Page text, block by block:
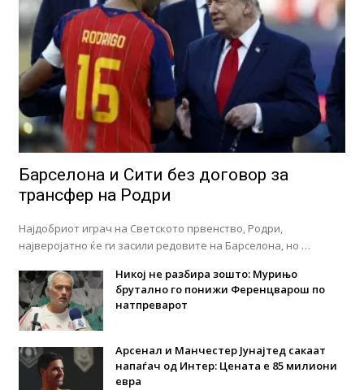
Барселона и Сити без договор за
трансфер на Родри
Најдобриот играч на Светското првенство, Родри,
најверојатно ќе ги засили редовите на Барселона, но …
Никој не разбира зошто: Мурињо
брутално го понижи Ференцварош по
натпреварот
Арсенал и Манчестер Јунајтед сакаат
напаѓач од Интер: Цената е 85 милиони
евра